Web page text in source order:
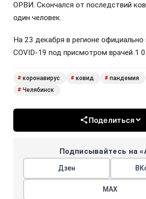
ОРВИ. Скончался от последствий
один человек.
На 23 декабря в регионе официально
COVID-19 под присмотром врачей
# коронавирус # ковид # пандемия
# Челябинск
Поделиться
Подписывайтесь на
Дзен
МАХ